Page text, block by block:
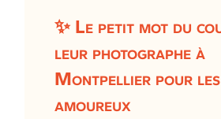
✨ Le petit mot du
leur photographe à
Montpellier pour les
amoureux